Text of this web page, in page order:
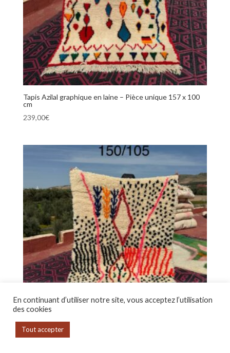
Tapis Azilal graphique en laine – Pièce unique 157 x 100
cm
239,00€
Tapis Azilal motifs modernes en laine – Pièce unique 150
En continuant d’utiliser notre site, vous acceptez l’utilisation
des cookies
Tout accepter